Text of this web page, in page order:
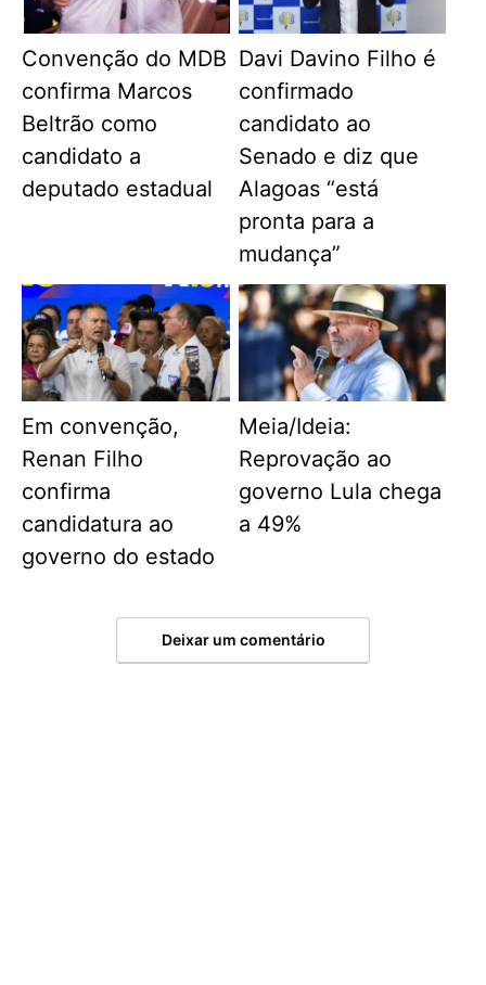
Convenção do MDB
confirma Marcos
Beltrão como
candidato a
deputado estadual
Davi Davino Filho é
confirmado
candidato ao
Senado e diz que
Alagoas “está
pronta para a
mudança”
Em convenção,
Renan Filho
confirma
candidatura ao
governo do estado
Meia/Ideia:
Reprovação ao
governo Lula chega
a 49%
Deixar um comentário